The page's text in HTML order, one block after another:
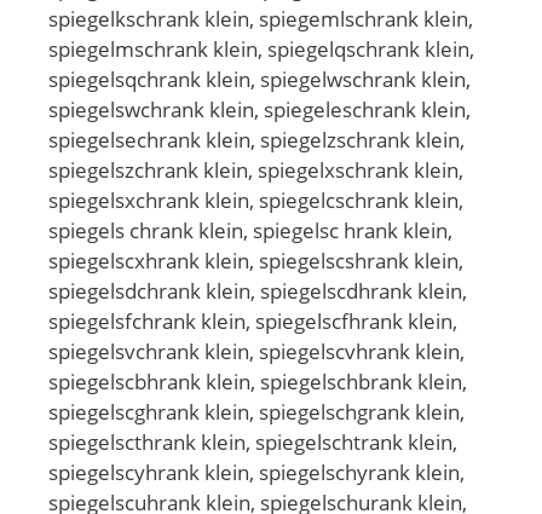
spiegelkschrank klein, spiegemlschrank klein,
spiegelmschrank klein, spiegelqschrank klein,
spiegelsqchrank klein, spiegelwschrank klein,
spiegelswchrank klein, spiegeleschrank klein,
spiegelsechrank klein, spiegelzschrank klein,
spiegelszchrank klein, spiegelxschrank klein,
spiegelsxchrank klein, spiegelcschrank klein,
spiegels chrank klein, spiegelsc hrank klein,
spiegelscxhrank klein, spiegelscshrank klein,
spiegelsdchrank klein, spiegelscdhrank klein,
spiegelsfchrank klein, spiegelscfhrank klein,
spiegelsvchrank klein, spiegelscvhrank klein,
spiegelscbhrank klein, spiegelschbrank klein,
spiegelscghrank klein, spiegelschgrank klein,
spiegelscthrank klein, spiegelschtrank klein,
spiegelscyhrank klein, spiegelschyrank klein,
spiegelscuhrank klein, spiegelschurank klein,